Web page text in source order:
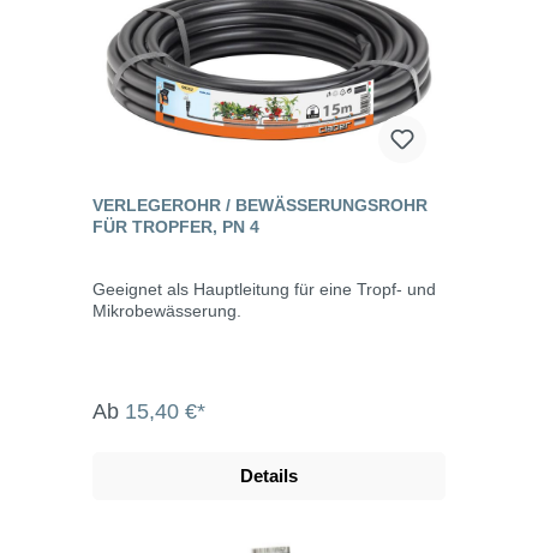
VERLEGEROHR / BEWÄSSERUNGSROHR
FÜR TROPFER, PN 4
Geeignet als Hauptleitung für eine Tropf- und
Mikrobewässerung.
Ab 15,40 €*
Details